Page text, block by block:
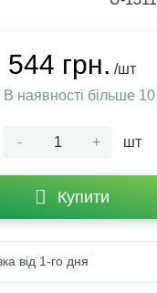
544 грн. /шт
В наявності більше 10
- + шт
Купити
від 1-го дня